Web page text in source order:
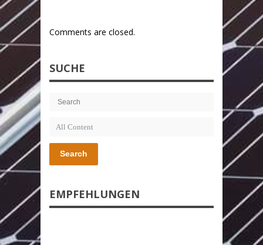
Comments are closed.
SUCHE
Search
EMPFEHLUNGEN